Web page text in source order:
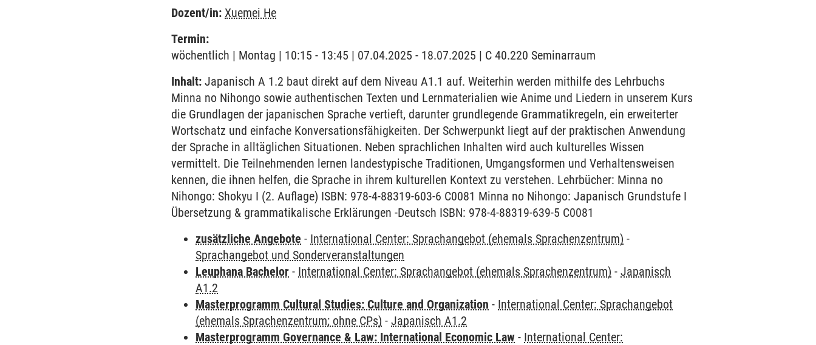
Dozent/in: Xuemei He
Termin:
wöchentlich | Montag | 10:15 - 13:45 | 07.04.2025 - 18.07.2025 | C 40.220 Seminarraum
Inhalt: Japanisch A 1.2 baut direkt auf dem Niveau A1.1 auf. Weiterhin werden mithilfe des Lehrbuchs
Minna no Nihongo sowie authentischen Texten und Lernmaterialien wie Anime und Liedern in unserem Kurs
die Grundlagen der japanischen Sprache vertieft, darunter grundlegende Grammatikregeln, ein erweiterter
Wortschatz und einfache Konversationsfähigkeiten. Der Schwerpunkt liegt auf der praktischen Anwendung
der Sprache in alltäglichen Situationen. Neben sprachlichen Inhalten wird auch kulturelles Wissen
vermittelt. Die Teilnehmenden lernen landestypische Traditionen, Umgangsformen und Verhaltensweisen
kennen, die ihnen helfen, die Sprache in ihrem kulturellen Kontext zu verstehen. Lehrbücher: Minna no
Nihongo: Shokyu I (2. Auflage) ISBN: 978-4-88319-603-6 C0081 Minna no Nihongo: Japanisch Grundstufe I
Übersetzung & grammatikalische Erklärungen -Deutsch ISBN: 978-4-88319-639-5 C0081
zusätzliche Angebote - International Center: Sprachangebot (ehemals Sprachenzentrum) -
Sprachangebot und Sonderveranstaltungen
Leuphana Bachelor - International Center: Sprachangebot (ehemals Sprachenzentrum) -Japanisch
A1.2
Masterprogramm Cultural Studies: Culture and Organization - International Center: Sprachangebot
(ehemals Sprachenzentrum; ohne CPs) -Japanisch A1.2
Masterprogramm Governance & Law: International Economic Law - International Center: